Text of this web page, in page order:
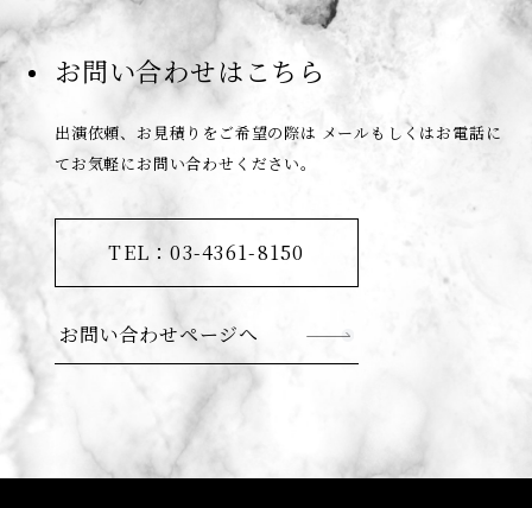
お問い合わせはこちら
出演依頼、お見積りをご希望の際は メールもしくはお電話に
てお気軽にお問い合わせください。
TEL：03-4361-8150
お問い合わせページへ